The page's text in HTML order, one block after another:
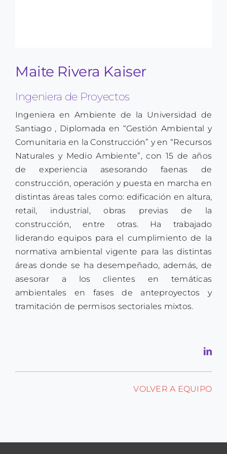
Maite Rivera Kaiser
Ingeniera de Proyectos
Ingeniera en Ambiente de la Universidad de
Santiago , Diplomada en “Gestión Ambiental y
Comunitaria en la Construcción” y en “Recursos
Naturales y Medio Ambiente”, con 15 de años
de experiencia asesorando faenas de
construcción, operación y puesta en marcha en
distintas áreas tales como: edificación en altura,
retail, industrial, obras previas de la
construcción, entre otras. Ha trabajado
liderando equipos para el cumplimiento de la
normativa ambiental vigente para las distintas
áreas donde se ha desempeñado, además, de
asesorar a los clientes en temáticas
ambientales en fases de anteproyectos y
tramitación de permisos sectoriales mixtos.
VOLVER A EQUIPO